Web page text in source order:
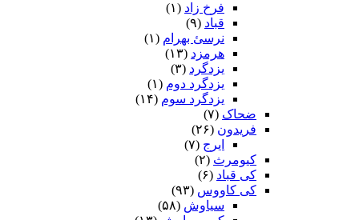
فرخ زاد (۱)
قباد (۹)
نرسئ بهرام‏ (۱)
هرمزد (۱۳)
یزدگرد (۳)
یزدگرد دوم (۱)
یزدگرد سوم (۱۴)
ضحاک (۷)
فریدون (۲۶)
ایرج (۷)
کیومرث (۲)
کی قباد (۶)
کی کاووس (۹۳)
سیاوش (۵۸)